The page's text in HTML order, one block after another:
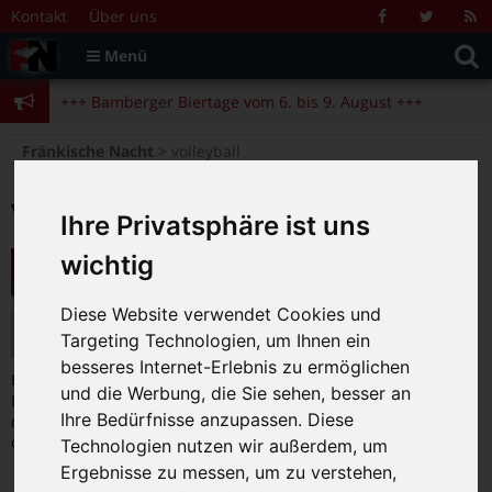
Ihre Privatsphäre ist uns
wichtig
Diese Website verwendet Cookies und
Targeting Technologien, um Ihnen ein
besseres Internet-Erlebnis zu ermöglichen
und die Werbung, die Sie sehen, besser an
Ihre Bedürfnisse anzupassen. Diese
Technologien nutzen wir außerdem, um
Ergebnisse zu messen, um zu verstehen,
Zum Inhalt springen
Kontakt Über uns FacebookTwitter
Menü
Suche
nach:
+++ Bamberger Biertage vom 6. bis 9. August +++
+++ Blues- und Jazzfestival vom 31.7. bis 9.8. +++
+++ Bamberger Biertage vom 6. bis 9. August +++
+++ Blues- und Jazzfestival vom 31.7. bis 9.8. +++
Fränkische Nacht > volleyball
volleyball
HEITEC VOLLEYS: Heimspiel am 15.
März in Eltmann fällt aus!
12.03.2020 | 0
Es zeichnete sich ab, jetzt ist es leider Realität: Das letzte
Heimspiel der HEITEC VOLLEYS wird als „Geisterspiel“ und
damit ohne Zuschauer stattfinden. Die VBL informierte in ihrer
offiziellen Mitteilung… [weiterlesen]